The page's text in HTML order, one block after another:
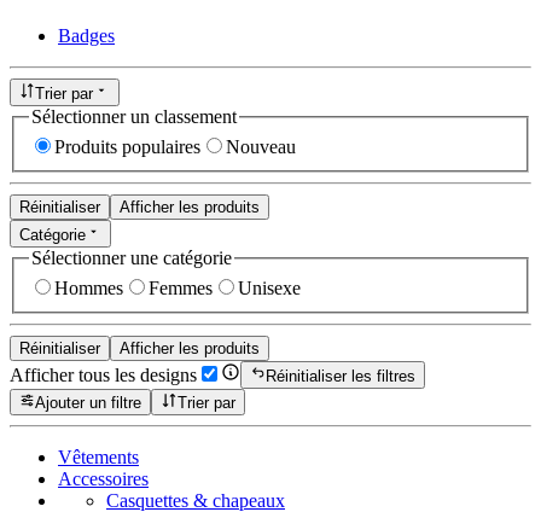
Badges
Trier par
Sélectionner un classement
Produits populaires
Nouveau
Réinitialiser
Afficher les produits
Catégorie
Sélectionner une catégorie
Hommes
Femmes Unisexe
Réinitialiser Afficher les produits
Afficher tous les designs
Réinitialiser les filtres
Ajouter un filtre
Trier par
Vêtements
Accessoires
Casquettes & chapeaux